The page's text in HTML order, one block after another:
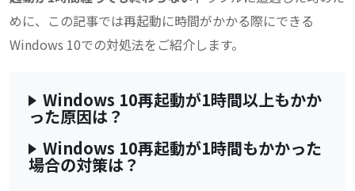
めに、この記事では再起動に時間がかかる際にできる
Windows 10での対処法をご紹介します。
Windows 10再起動が1時間以上もかか
った原因は？
Windows 10再起動が1時間もかかった
場合の対策は？